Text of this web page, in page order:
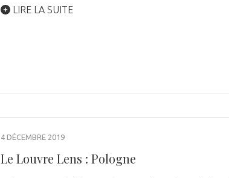
LIRE LA SUITE
4 DÉCEMBRE 2019
Le Louvre Lens : Pologne